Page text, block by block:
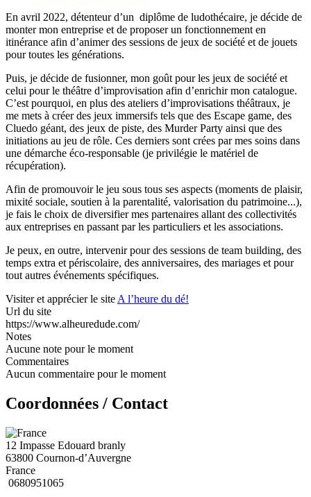
En avril 2022, détenteur d’un diplôme de ludothécaire, je décide de
monter mon entreprise et de proposer un fonctionnement en
itinérance afin d’animer des sessions de jeux de société et de jouets
pour toutes les générations.
Puis, je décide de fusionner, mon goût pour les jeux de société et
celui pour le théâtre d’improvisation afin d’enrichir mon catalogue.
C’est pourquoi, en plus des ateliers d’improvisations théâtraux, je
me mets à créer des jeux immersifs tels que des Escape game, des
Cluedo géant, des jeux de piste, des Murder Party ainsi que des
initiations au jeu de rôle. Ces derniers sont crées par mes soins dans
une démarche éco-responsable (je privilégie le matériel de
récupération).
Afin de promouvoir le jeu sous tous ses aspects (moments de plaisir,
mixité sociale, soutien à la parentalité, valorisation du patrimoine...),
je fais le choix de diversifier mes partenaires allant des collectivités
aux entreprises en passant par les particuliers et les associations.
Je peux, en outre, intervenir pour des sessions de team building, des
temps extra et périscolaire, des anniversaires, des mariages et pour
tout autres événements spécifiques.
Visiter et apprécier le site A l’heure du dé!
Url du site
https://www.alheuredude.com/
Notes
Aucune note pour le moment
Commentaires
Aucun commentaire pour le moment
Coordonnées / Contact
12 Impasse Edouard branly
63800 Cournon-d’Auvergne
France
0680951065